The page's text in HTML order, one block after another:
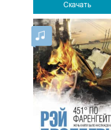
Скачать